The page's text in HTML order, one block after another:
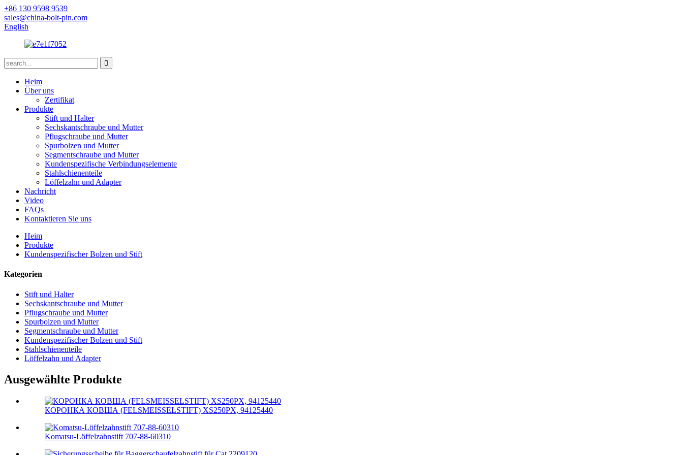
+86 130 9598 9539
sales@china-bolt-pin.com
English
Heim
Über uns
Zertifikat
Produkte
Stift und Halter
Sechskantschraube und Mutter
Pflugschraube und Mutter
Spurbolzen und Mutter
Segmentschraube und Mutter
Kundenspezifische Verbindungselemente
Stahlschienenteile
Löffelzahn und Adapter
Nachricht
Video
FAQs
Kontaktieren Sie uns
Heim
Produkte
Kundenspezifischer Bolzen und Stift
Kategorien
Stift und Halter
Sechskantschraube und Mutter
Pflugschraube und Mutter
Spurbolzen und Mutter
Segmentschraube und Mutter
Kundenspezifischer Bolzen und Stift
Stahlschienenteile
Löffelzahn und Adapter
Ausgewählte Produkte
КОРОНКА КОВША (FELSMEISSELSTIFT) XS250PX, 94125440
Komatsu-Löffelzahnstift 707-88-60310